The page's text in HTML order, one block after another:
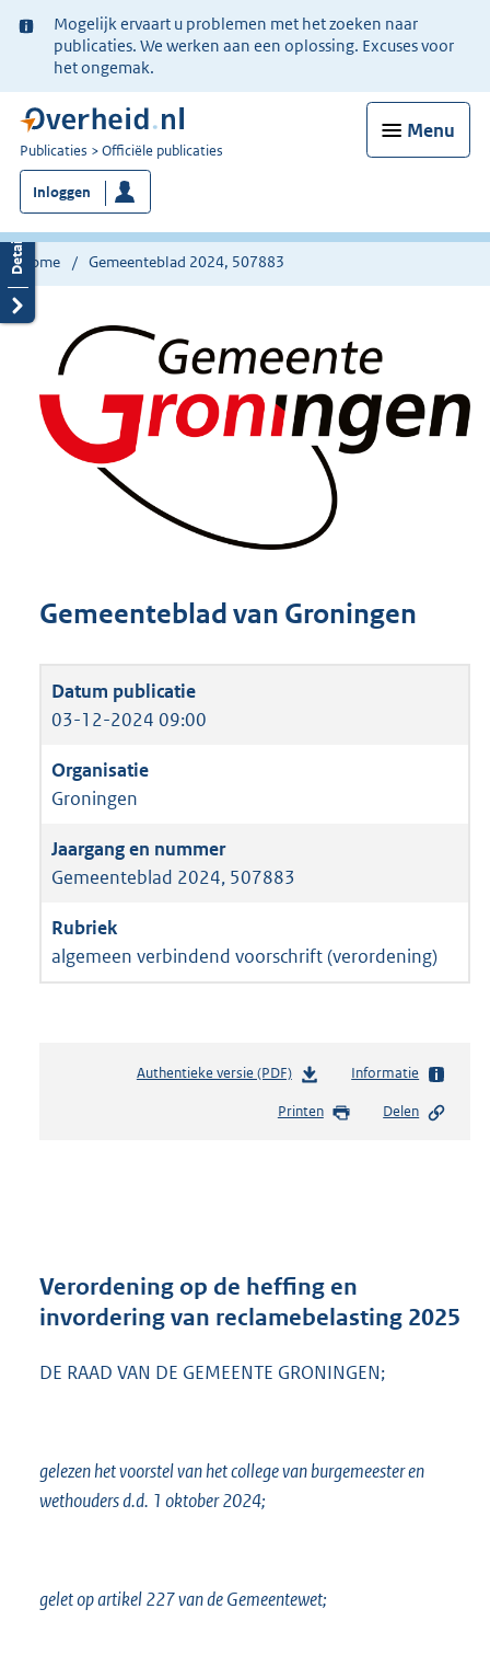
Ter
informatie:
Mogelijk ervaart u problemen met het zoeken naar
publicaties. We werken aan een oplossing. Excuses voor
het ongemak.
Menu
U
bent
nu
hier:
Publicaties Officiële publicaties
Inloggen
Home Gemeenteblad 2024, 507883
Gemeenteblad van Groningen
03-12-2024 09:00
Groningen
Gemeenteblad 2024, 507883
algemeen verbindend voorschrift (verordening)
Authentieke versie (PDF)b
s
r
o
t
0
Informatie
Printen Delen
Verordening op de heffing en
invordering van reclamebelasting 2025
DE RAAD VAN DE GEMEENTE GRONINGEN;
gelezen het voorstel van het college van burgemeester en
wethouders d.d. 1 oktober 2024;
gelet op artikel 227 van de Gemeentewet;